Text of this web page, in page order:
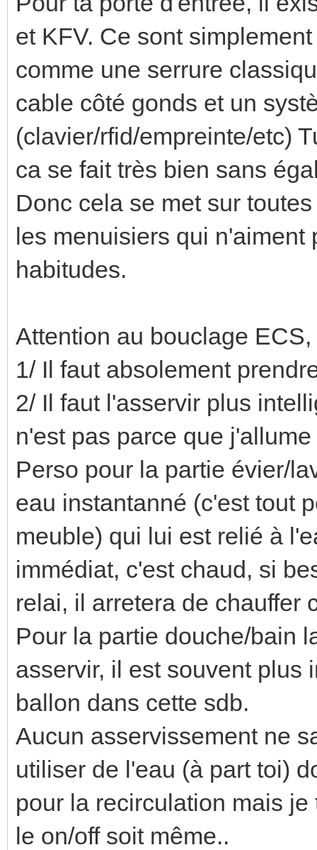
et KFV. Ce sont
comme une serrure
cable côté gonds et un
(clavier/rfid/empreinte/etc)
ca se fait très bien sans
Donc cela se met sur
les menuisiers qui
habitudes.
Attention au bouclage
1/ Il faut absolement
2/ Il faut l'asservir plus
n'est pas parce que
Perso pour la partie évier/
eau instantanné (c'est tout
meuble) qui lui est relié à
immédiat, c'est chaud, si
relai, il arretera de chauffer
Pour la partie douche/bain
asservir, il est souvent plus
ballon dans cette sdb.
Aucun asservissement ne
utiliser de l'eau (à part toi)
pour la recirculation mais
le on/off soit même..